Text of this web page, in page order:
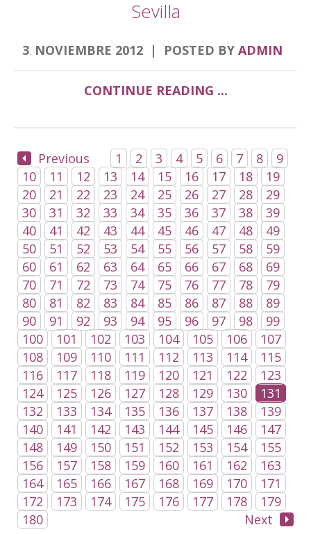
Sevilla
3. NOVIEMBRE 2012 POSTED BY ADMIN
CONTINUE READING ...
Previous 1 2 3 4 5 6 7 8
9
10
11 12 13 14 15 16 17 18
19
20
21 22 23 24 25 26 27 28
29
30
31 32 33 34 35 36 37 38
39
40
41 42 43 44 45 46 47 48
49
50
51 52 53 54 55 56 57 58
59
60
61 62 63 64 65 66 67 68
69
70
71 72 73 74 75 76 77 78
79
80
81 82 83 84 85 86 87 88
89
90
91 92 93 94 95 96 97 98
99
100
101 102 103 104 105 106
107
108
109 110 111 112 113 114
115
116
117 118 119 120 121 122
123
124
125 126 127 128 129 130
131
132
133 134 135 136 137 138
139
140
141 142 143 144 145 146
147
148
149 150 151 152 153 154
155
156
157 158 159 160 161 162
163
164
165 166 167 168 169 170
171
172
173 174 175 176 177 178
179
180
Next